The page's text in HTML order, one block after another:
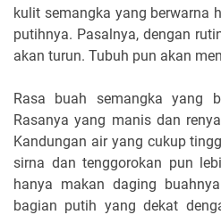
kulit semangka yang berwarna
putihnya. Pasalnya, dengan
akan turun. Tubuh pun akan
Rasa buah semangka yang
Rasanya yang manis dan
Kandungan air yang cukup
sirna dan tenggorokan pun
hanya makan daging
bagian putih yang dekat